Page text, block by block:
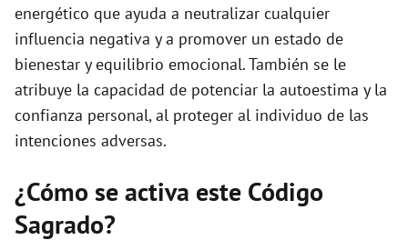
energético que ayuda a neutralizar cualquier
influencia negativa y a promover un estado de
bienestar y equilibrio emocional. También se le
atribuye la capacidad de potenciar la autoestima y la
confianza personal, al proteger al individuo de las
intenciones adversas.
¿Cómo se activa este Código
Sagrado?